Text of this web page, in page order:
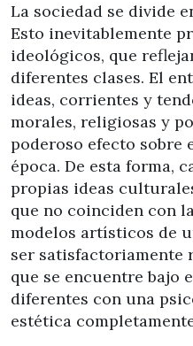
La sociedad se divide
Esto inevitablemente
ideológicos, que
diferentes clases. El
ideas, corrientes y
morales, religiosas y
poderoso efecto sobre
época. De esta forma,
propias ideas
que no coinciden con
modelos artísticos de
ser satisfactoriamente
que se encuentre bajo
diferentes con una
estética